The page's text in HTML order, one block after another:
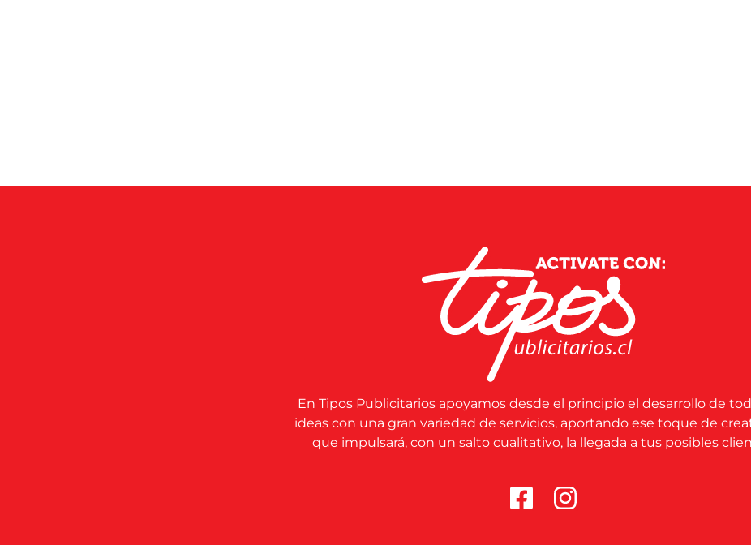
En Tipos Publicitarios apoyamos desde el principio el desarrollo de
ideas con una gran variedad de servicios, aportando ese toque de
que impulsará, con un salto cualitativo, la llegada a tus posibles